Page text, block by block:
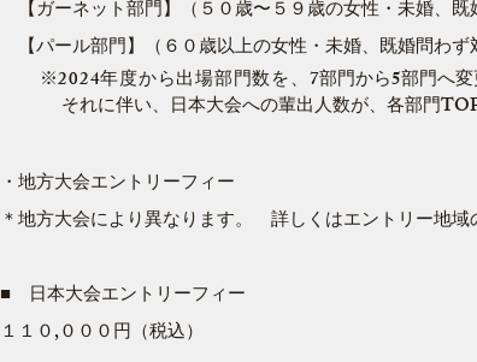
【ガーネット部門】（５０歳〜５９歳の女性・未婚、既
【パール部門】（６０歳以上の女性・未婚、既婚問わず
※2024年度から出場部門数を、 7部門から5部門へ
それに伴い、日本大会への輩出人数が、各部門TOP
・地方大会エントリーフィー
＊地方大会により異なります。 詳しくはエントリー地域
■ 日本大会エントリーフィー
１１０,０００円（税込）